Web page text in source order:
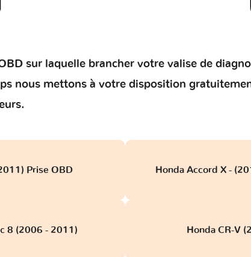
sur laquelle brancher votre valise de
nous mettons à votre disposition
Prise OBD Honda Accord X -
8 (2006 - 2011) Honda CR-V